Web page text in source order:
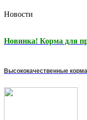
Новости
Новинка! Корма для
Высококачественные